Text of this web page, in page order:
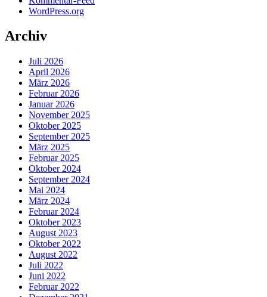
WordPress.org
Archiv
Juli 2026
April 2026
März 2026
Februar 2026
Januar 2026
November 2025
Oktober 2025
September 2025
März 2025
Februar 2025
Oktober 2024
September 2024
Mai 2024
März 2024
Februar 2024
Oktober 2023
August 2023
Oktober 2022
August 2022
Juli 2022
Juni 2022
Februar 2022